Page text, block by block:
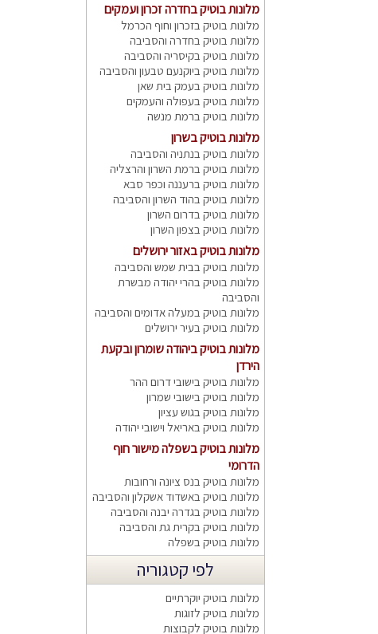
מלונות בוטיק בחדרה זכרון ועמקים
מלונות בוטיק בזכרון וחוף הכרמל
מלונות בוטיק בחדרה והסביבה
מלונות בוטיק בקיסריה והסביבה
מלונות בוטיק ביוקנעם טבעון והסביבה
מלונות בוטיק בעמק בית שאן
מלונות בוטיק בעפולה והעמקים
מלונות בוטיק ברמת מנשה
מלונות בוטיק בשרון
מלונות בוטיק בנתניה והסביבה
מלונות בוטיק ברמת השרון והרצליה
מלונות בוטיק ברעננה וכפר סבא
מלונות בוטיק בהוד השרון והסביבה
מלונות בוטיק בדרום השרון
מלונות בוטיק בצפון השרון
מלונות בוטיק באזור ירושלים
מלונות בוטיק בבית שמש והסביבה
מלונות בוטיק בהרי יהודה מבשרת
והסביבה
מלונות בוטיק במעלה אדומים והסביבה
מלונות בוטיק בעיר ירושלים
מלונות בוטיק ביהודה שומרון ובקעת
הירדן
מלונות בוטיק בישובי דרום ההר
מלונות בוטיק בישובי שמרון
מלונות בוטיק בגוש עציון
מלונות בוטיק באריאל וישובי יהודה
מלונות בוטיק בשפלה מישור חוף
הדרומי
מלונות בוטיק בנס ציונה ורחובות
מלונות בוטיק באשדוד אשקלון והסביבה
מלונות בוטיק בגדרה יבנה והסביבה
מלונות בוטיק בקרית גת והסביבה
מלונות בוטיק בשפלה
לפי קטגוריה
מלונות בוטיק יוקרתיים
מלונות בוטיק לזוגות
מלונות בוטיק לקבוצות